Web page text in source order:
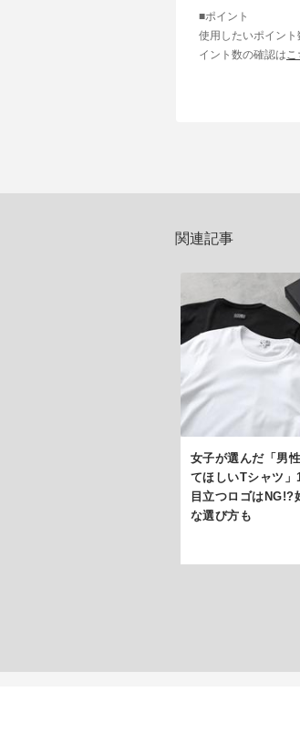
■ポイント
使用したいポイン
イント数の確認は
関連記事
女子が選んだ「男
てほしいTシャツ」
目立つロゴはNG!?
な選び方も